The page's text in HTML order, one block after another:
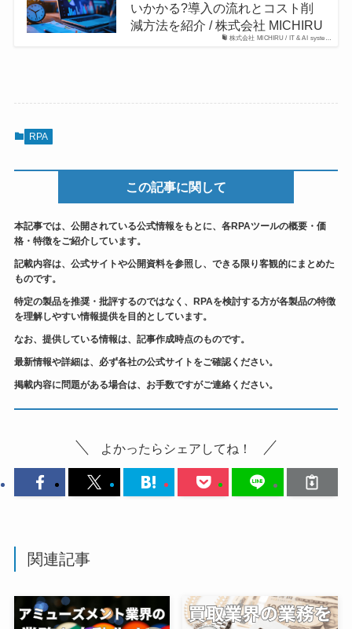
株式会社 MICHIRU / IT & AI syste…
いかかる?導入の流れとコスト削
減方法を紹介 / 株式会社 MICHIRU
RPA
この記事に関して
本記事では、公開されている公式情報をもとに、各RPAツールの概要・価
格・特徴をご紹介しています。
記載内容は、公式サイトや公開資料を参照し、できる限り客観的にまとめた
ものです。
特定の製品を推奨・批評するのではなく、RPAを検討する方が各製品の特徴
を理解しやすい情報提供を目的としています。
なお、提供している情報は、記事作成時点のものです。
最新情報や詳細は、必ず各社の公式サイトをご確認ください。
掲載内容に問題がある場合は、お手数ですがご連絡ください。
よかったらシェアしてね！
関連記事